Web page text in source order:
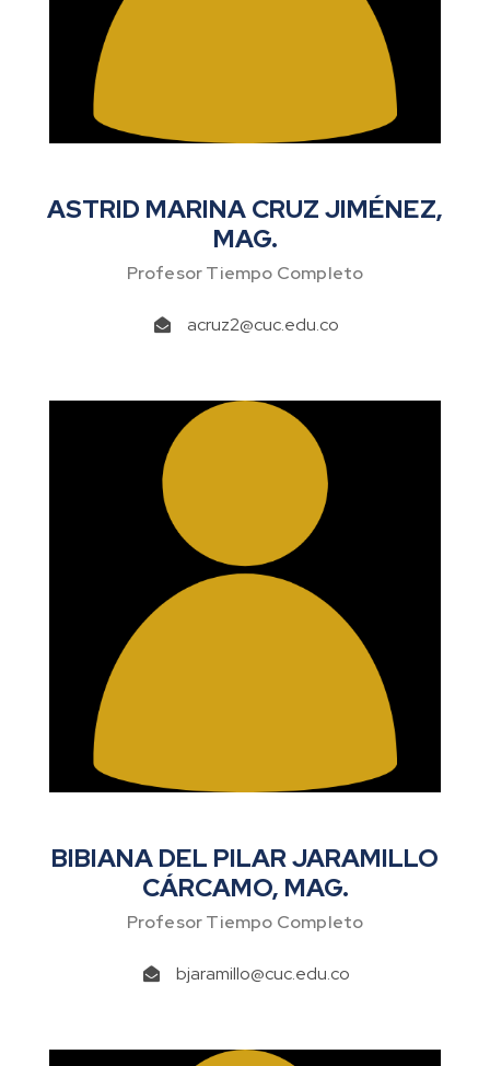
ASTRID MARINA CRUZ JIMÉNEZ,
MAG.
Profesor Tiempo Completo
acruz2@cuc.edu.co
BIBIANA DEL PILAR JARAMILLO
CÁRCAMO, MAG.
Profesor Tiempo Completo
bjaramillo@cuc.edu.co